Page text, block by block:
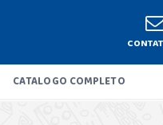
CATALOGO COMPLETO